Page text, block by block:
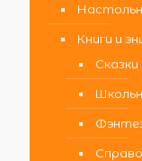
Книги и